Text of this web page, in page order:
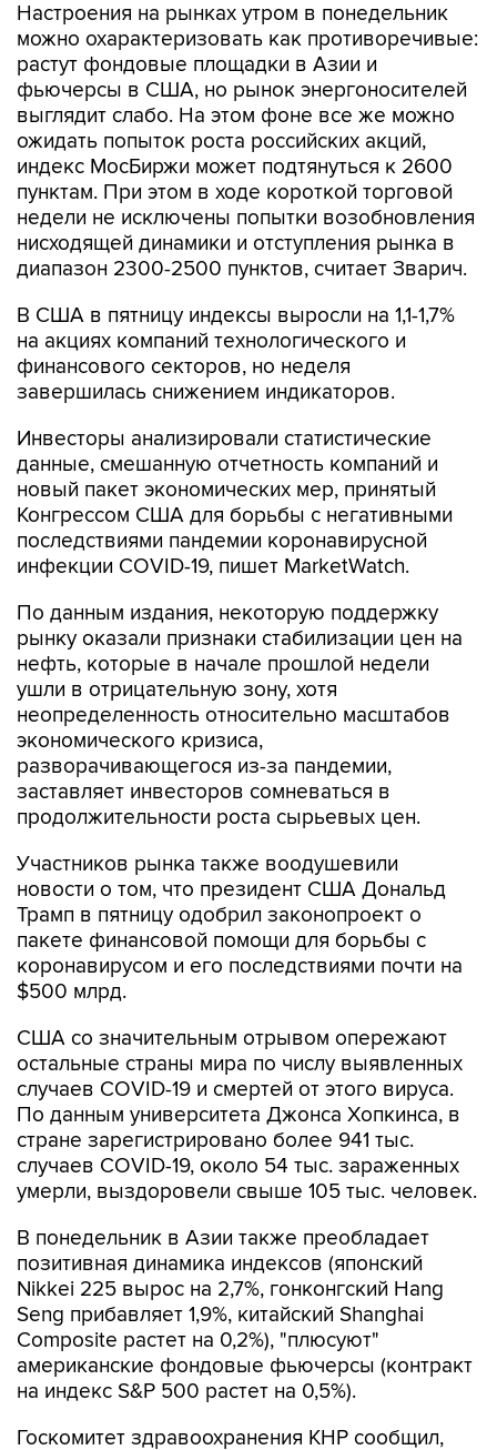
Настроения на рынках утром в понедельник
можно охарактеризовать как противоречивые:
растут фондовые площадки в Азии и
фьючерсы в США, но рынок энергоносителей
выглядит слабо. На этом фоне все же можно
ожидать попыток роста российских акций,
индекс МосБиржи может подтянуться к 2600
пунктам. При этом в ходе короткой торговой
недели не исключены попытки возобновления
нисходящей динамики и отступления рынка в
диапазон 2300-2500 пунктов, считает Зварич.
В США в пятницу индексы выросли на 1,1-1,7%
на акциях компаний технологического и
финансового секторов, но неделя
завершилась снижением индикаторов.
Инвесторы анализировали статистические
данные, смешанную отчетность компаний и
новый пакет экономических мер, принятый
Конгрессом США для борьбы с негативными
последствиями пандемии коронавирусной
инфекции COVID-19, пишет MarketWatch.
По данным издания, некоторую поддержку
рынку оказали признаки стабилизации цен на
нефть, которые в начале прошлой недели
ушли в отрицательную зону, хотя
неопределенность относительно масштабов
экономического кризиса,
разворачивающегося из-за пандемии,
заставляет инвесторов сомневаться в
продолжительности роста сырьевых цен.
Участников рынка также воодушевили
новости о том, что президент США Дональд
Трамп в пятницу одобрил законопроект о
пакете финансовой помощи для борьбы с
коронавирусом и его последствиями почти на
$500 млрд.
США со значительным отрывом опережают
остальные страны мира по числу выявленных
случаев COVID-19 и смертей от этого вируса.
По данным университета Джонса Хопкинса, в
стране зарегистрировано более 941 тыс.
случаев COVID-19, около 54 тыс. зараженных
умерли, выздоровели свыше 105 тыс. человек.
В понедельник в Азии также преобладает
позитивная динамика индексов (японский
Nikkei 225 вырос на 2,7%, гонконгский Hang
Seng прибавляет 1,9%, китайский Shanghai
Composite растет на 0,2%), "плюсуют"
американские фондовые фьючерсы (контракт
на индекс S&P 500 растет на 0,5%).
Госкомитет здравоохранения КНР сообщил,